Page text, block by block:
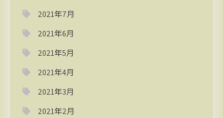
2021年7月
2021年6月
2021年5月
2021年4月
2021年3月
2021年2月